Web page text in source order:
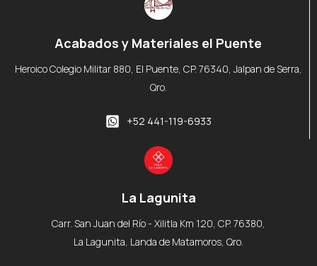
Acabados y Materiales el Puente
Heroico Colegio Militar 880, El Puente, CP. 76340, Jalpan de Serra,
Qro.
+52 441-119-6933
La Lagunita
Carr. San Juan del Río - Xilitla Km 120, CP. 76380,
La Lagunita, Landa de Matamoros, Qro.